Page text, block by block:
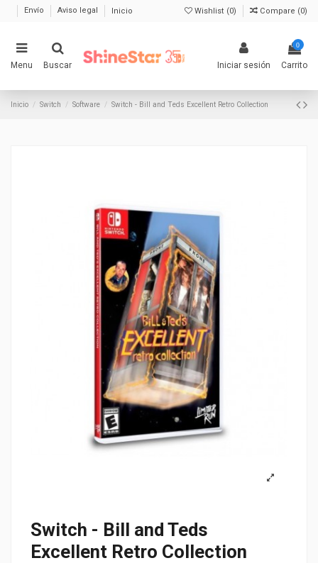
Envío Aviso legal Inicio Wishlist (0) Compare (0)
Menu Buscar Iniciar sesión
0
Carrito
Inicio Switch Software Switch - Bill and Teds Excellent Retro Collection
Switch - Bill and Teds
Excellent Retro Collection